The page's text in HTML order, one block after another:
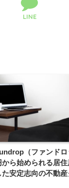
LINE
（ファンド
から始められる居
た安定志向の不動